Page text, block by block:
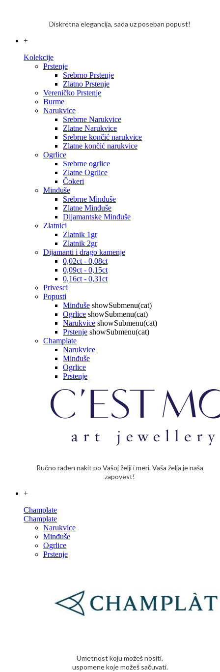
Diskretna elegancija, sada uz poseban popust!
+
Kolekcije
Prstenje
Srebrno Prstenje
Zlatno Prstenje
Vereničko Prstenje
Burme
Narukvice
Srebrne Narukvice
Zlatne Narukvice
Srebrne končić narukvice
Zlatne končić narukvice
Ogrlice
Srebrne ogrlice
Zlatne Ogrlice
Čokeri
Minđuše
Srebrne Minđuše
Zlatne Minđuše
Dijamantske Minđuše
Zlatnici
Zlatnik 1gr
Zlatnik 2gr
Dijamanti i drago kamenje
0,02ct - 0,08ct
0,09ct - 0,15ct
0,16ct - 0,31ct
Privesci
Popusti
Minđuše showSubmenu(cat)
Ogrlice showSubmenu(cat)
Narukvice showSubmenu(cat)
Prstenje showSubmenu(cat)
Champlate
Narukvice
Minđuše
Ogrlice
Prstenje
Ručno rađen nakit po Vašoj želji i meri. Vaša želja je naša
zapovest!
+
Champlate
Champlate
Narukvice
Minđuše
Ogrlice
Prstenje
Umetnost koju možeš nositi,
uspomene koje možeš sačuvati.